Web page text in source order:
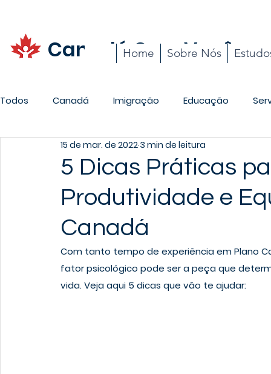
Canadá Com Você
Home Sobre Nós
Todos Canadá Imigração Educação
Promoções Carreira Cotidiano
5 Dicas Práticas
Produtividade e
Canadá
15 de mar. de 2022 3 min de leitura
Com tanto tempo de experiência em Plano
fator psicológico pode ser a peça que
vida. Veja aqui 5 dicas que vão te ajudar: